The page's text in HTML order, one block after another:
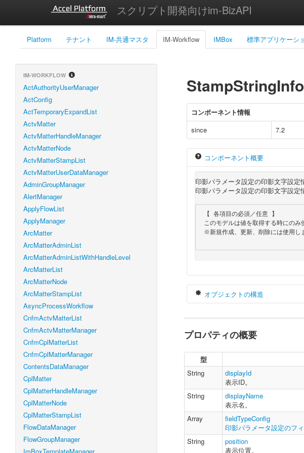
スクリプト開発向けim-BizAPI
Platform テナント IM-共通マスタ IM-Workflow IMBox 標準アプリケーシ
IM-WORKFLOW
ActAuthorityUserManager
ActConfig
ActTemporaryExpandList
ActvMatter
ActvMatterHandleManager
ActvMatterNode
ActvMatterStampList
ActvMatterUserDataManager
AdminGroupManager
AlertManager
ApplyFlowList
ApplyManager
ArcMatter
ArcMatterAdminList
ArcMatterAdminListWithHandleLevel
ArcMatterList
ArcMatterNode
ArcMatterStampList
AsyncProcessWorkflow
CnfmActvMatterList
CnfmActvMatterManager
CnfmCplMatterList
CnfmCplMatterManager
ContentsDataManager
CplMatter
CplMatterHandleManager
CplMatterNode
CplMatterStampList
FlowDataManager
FlowGroupManager
StampStringInfo
コンポーネント情報
since
7.2
コンポーネント概要
印影パラメータ設定の印影文字設定
印影パラメータ設定の印影文字設定
オブジェクトの構造
var stampStringInfo
    displayId
    displayName
:
    position
    width
}
プロパティの概要
型
String
displayId
表示ID。
String
displayName
表示名。
Array
fieldTypeConfig
印影パラメータ設定のフ
String
position
表示位置。